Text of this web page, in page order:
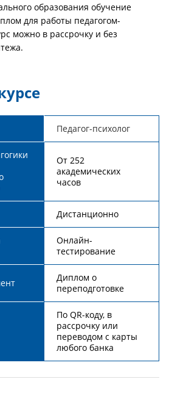
образования обучение
для работы педагогом-
можно в рассрочку и без
Педагог-психолог
От 252
академических
часов
Дистанционно
Онлайн-
тестирование
Диплом о
переподготовке
По QR-коду, в
рассрочку или
переводом с карты
любого банка